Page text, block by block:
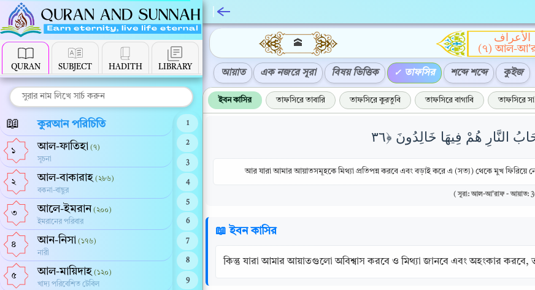
QURAN SUBJECT HADITH LIBRARY
📖 কুরআন পরিচিতি
১ আল-ফাতিহা (৭)
সূচনা
২ আল-বাকারাহ (২৮৬)
বকনা-বাছুর
৩ আলে-ইমরান (২০০)
ইমরানের পরিবার
৪ আন-নিসা (১৭৬)
নারী
৫ আল-মায়িদাহ (১২০)
খাদ্য পরিবেশিত টেবিল
1
2
3
4
5
6
7
8
9
🕋
الأعراف
(৭) আল-
আয়াত এক নজরে সূরা বিষয় ভিত্তিক তাফসির শব্দে শব্দে কুইজ
ইবন কাসির তাফসিরে তাবারি তাফসিরে কুরতুবি তাফসিরে বাগাবি তাফসিরে
আর যারা আমার আয়াতসমূহকে মিথ্যা প্রতিপন্ন করবে এবং বড়াই করে এ (সত্য) থেকে মুখ ফিরিয়ে
( সূরা: আল-আ'রাফ - আয়াত:
📖 ইবন কাসির
কিন্তু যারা আমার আয়াতগুলো অবিশ্বাস করবে ও মিথ্যা জানবে এবং অহংকার করবে,